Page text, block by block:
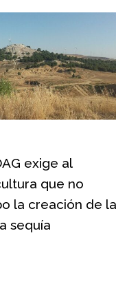
exige al
que no
la creación de la
sequía